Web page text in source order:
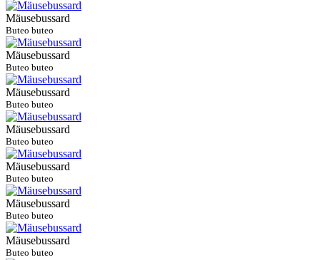
Mäusebussard
Buteo buteo
Mäusebussard
Buteo buteo
Mäusebussard
Buteo buteo
Mäusebussard
Buteo buteo
Mäusebussard
Buteo buteo
Mäusebussard
Buteo buteo
Mäusebussard
Buteo buteo